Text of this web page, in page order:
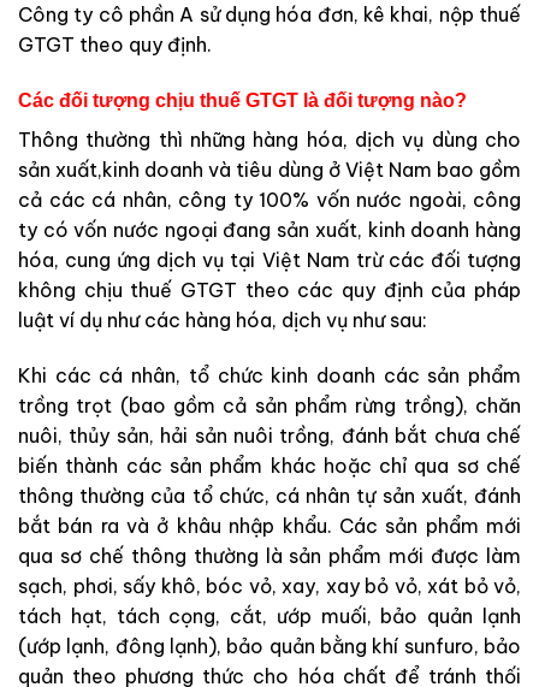
Công ty cô phần A sử dụng hóa đơn, kê khai, nộp thuế
GTGT theo quy định.
Các đối tượng chịu thuế GTGT là đối tượng nào?
Thông thường thì những hàng hóa, dịch vụ dùng cho
sản xuất,kinh doanh và tiêu dùng ở Việt Nam bao gồm
cả các cá nhân, công ty 100% vốn nước ngoài, công
ty có vốn nước ngoại đang sản xuất, kinh doanh hàng
hóa, cung ứng dịch vụ tại Việt Nam trừ các đối tượng
không chịu thuế GTGT theo các quy định của pháp
luật ví dụ như các hàng hóa, dịch vụ như sau:
Khi các cá nhân, tổ chức kinh doanh các sản phẩm
trồng trọt (bao gồm cả sản phẩm rừng trồng), chăn
nuôi, thủy sản, hải sản nuôi trồng, đánh bắt chưa chế
biến thành các sản phẩm khác hoặc chỉ qua sơ chế
thông thường của tổ chức, cá nhân tự sản xuất, đánh
bắt bán ra và ở khâu nhập khẩu. Các sản phẩm mới
qua sơ chế thông thường là sản phẩm mới được làm
sạch, phơi, sấy khô, bóc vỏ, xay, xay bỏ vỏ, xát bỏ vỏ,
tách hạt, tách cọng, cắt, ướp muối, bảo quản lạnh
(ướp lạnh, đông lạnh), bảo quản bằng khí sunfuro, bảo
quản theo phương thức cho hóa chất để tránh thối